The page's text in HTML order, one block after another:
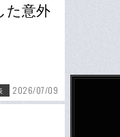
た意外
2026/07/09